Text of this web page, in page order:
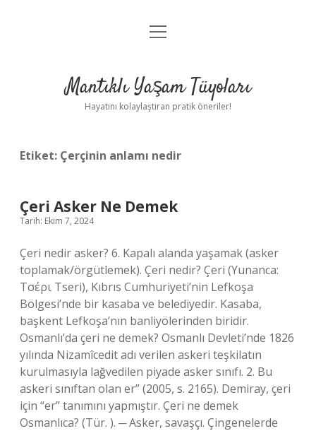
Anasayfa
Yasal Uyarı
menüyü
Mantıklı Yaşam Tüyoları
Hayatını kolaylaştıran pratik öneriler!
Etiket: Çerçinin anlamı nedir
Çeri Asker Ne Demek
Tarih: Ekim 7, 2024
Çeri nedir asker? 6. Kapalı alanda yaşamak (asker
toplamak/örgütlemek). Çeri nedir? Çeri (Yunanca:
Tσέρι Tseri), Kıbrıs Cumhuriyeti’nin Lefkoşa
Bölgesi’nde bir kasaba ve belediyedir. Kasaba,
başkent Lefkoşa’nın banliyölerinden biridir.
Osmanlı’da çeri ne demek? Osmanlı Devleti’nde 1826
yılında Nizamîcedit adı verilen askeri teşkilatın
kurulmasıyla lağvedilen piyade asker sınıfı. 2. Bu
askeri sınıftan olan er” (2005, s. 2165). Demiray, çeri
için “er” tanımını yapmıştır. Çeri ne demek
Osmanlıca? (Tür. ). ─ Asker, savaşçı. Çingenelerde